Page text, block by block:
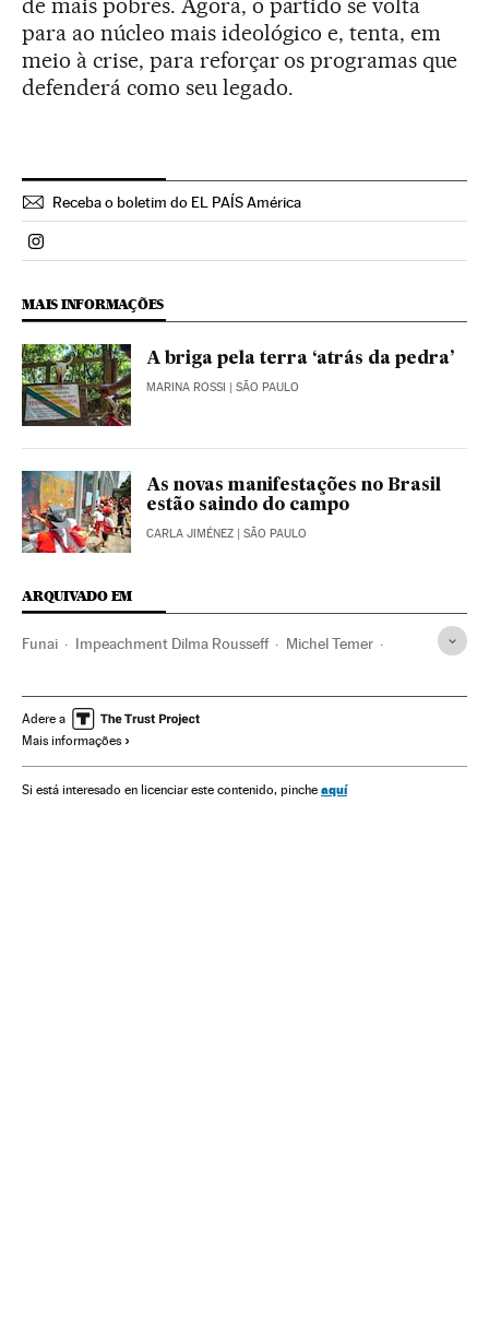
de mais pobres. Agora, o partido se volta
para ao núcleo mais ideológico e, tenta, em
meio à crise, para reforçar os programas que
defenderá como seu legado.
Receba o boletim do EL PAÍS América
Politica El País Brasil en Instagram
MAIS INFORMAÇÕES
A briga pela terra ‘atrás da pedra’
MARINA ROSSI | SÃO PAULO
As novas manifestações no Brasil
estão saindo do campo
CARLA JIMÉNEZ | SÃO PAULO
ARQUIVADO EM
Funai Impeachment Dilma Rousseff Michel Temer
Crises políticas Impeachment
Ministério da Justiça e Segurança Pública
Câmara Deputados Vice-presidente Brasil
Adere a
Mais informações
Si está interesado en licenciar este contenido, pinche aquí